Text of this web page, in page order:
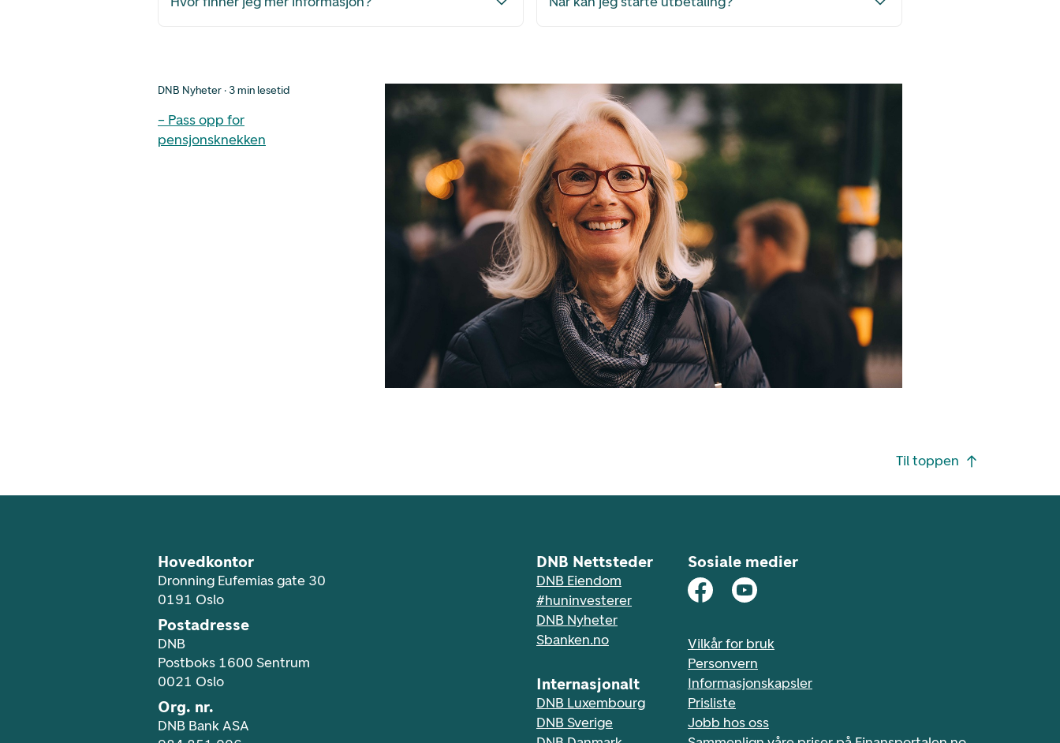
DNB Nyheter · 3 min lesetid
– Pass opp for
pensjonsknekken
Til toppen
Hovedkontor
Dronning Eufemias gate 30
0191 Oslo
Postadresse
DNB
Postboks 1600 Sentrum
0021 Oslo
Org. nr.
DNB Bank ASA
DNB Nettsteder
DNB Eiendom
#huninvesterer
DNB Nyheter
Sbanken.no
Internasjonalt
DNB Luxembourg
DNB Sverige
Sosiale medier
Vilkår for bruk
Personvern
Informasjonskapsler
Prisliste
Jobb hos oss